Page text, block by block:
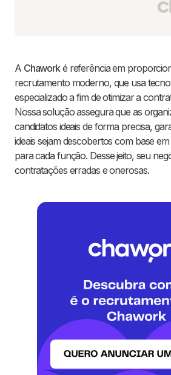
A Chaworké referência em
recrutamento moderno, que usa
especializado a fim de otimizar a
Nossa solução assegura que as
candidatos ideais de forma precisa,
ideais sejam descobertos com base
para cada função. Desse jeito, seu
contratações erradas e onerosas.